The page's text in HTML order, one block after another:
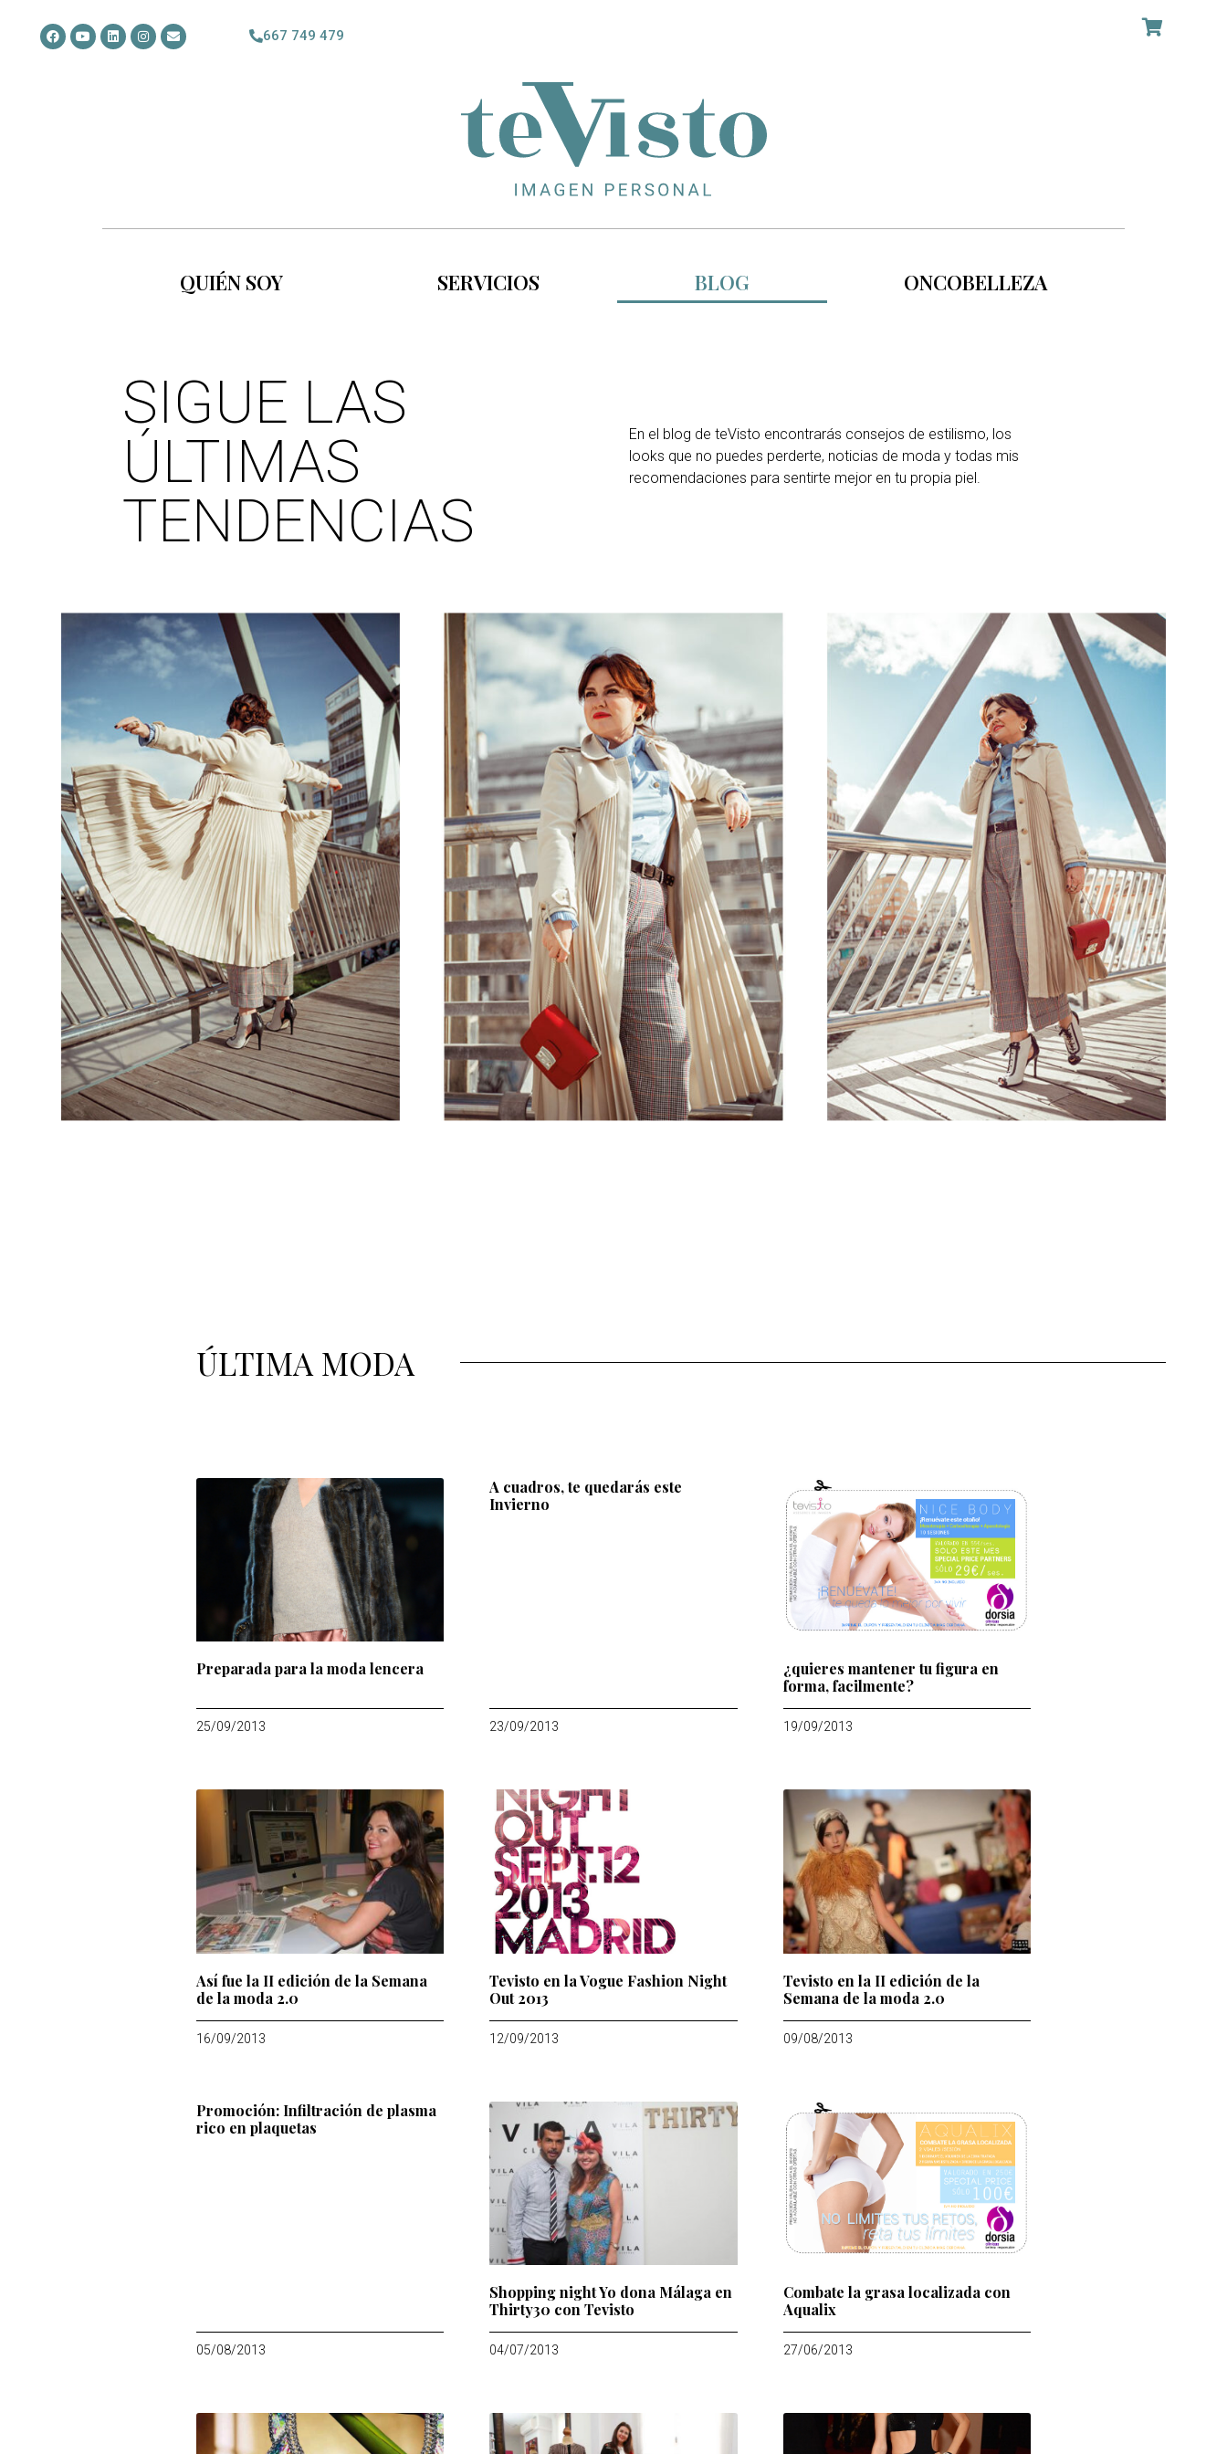
667 749 479
QUIÉN SOY SERVICIOS BLOG ONCOBELLEZA
SIGUE LAS
ÚLTIMAS
TENDENCIAS
En el blog de teVisto encontrarás consejos de estilismo, los
looks que no puedes perderte, noticias de moda y todas mis
recomendaciones para sentirte mejor en tu propia piel.
ÚLTIMA MODA
Preparada para la moda lencera
25/09/2013
A cuadros, te quedarás este
Invierno
23/09/2013
¿quieres mantener tu figura en
forma, facilmente?
19/09/2013
Así fue la II edición de la Semana
de la moda 2.0
16/09/2013
Tevisto en la Vogue Fashion Night
Out 2013
12/09/2013
Tevisto en la II edición de la
Semana de la moda 2.0
09/08/2013
Promoción: Infiltración de plasma
rico en plaquetas
05/08/2013
Shopping night Yo dona Málaga en
Thirty30 con Tevisto
04/07/2013
Combate la grasa localizada con
Aqualix
27/06/2013